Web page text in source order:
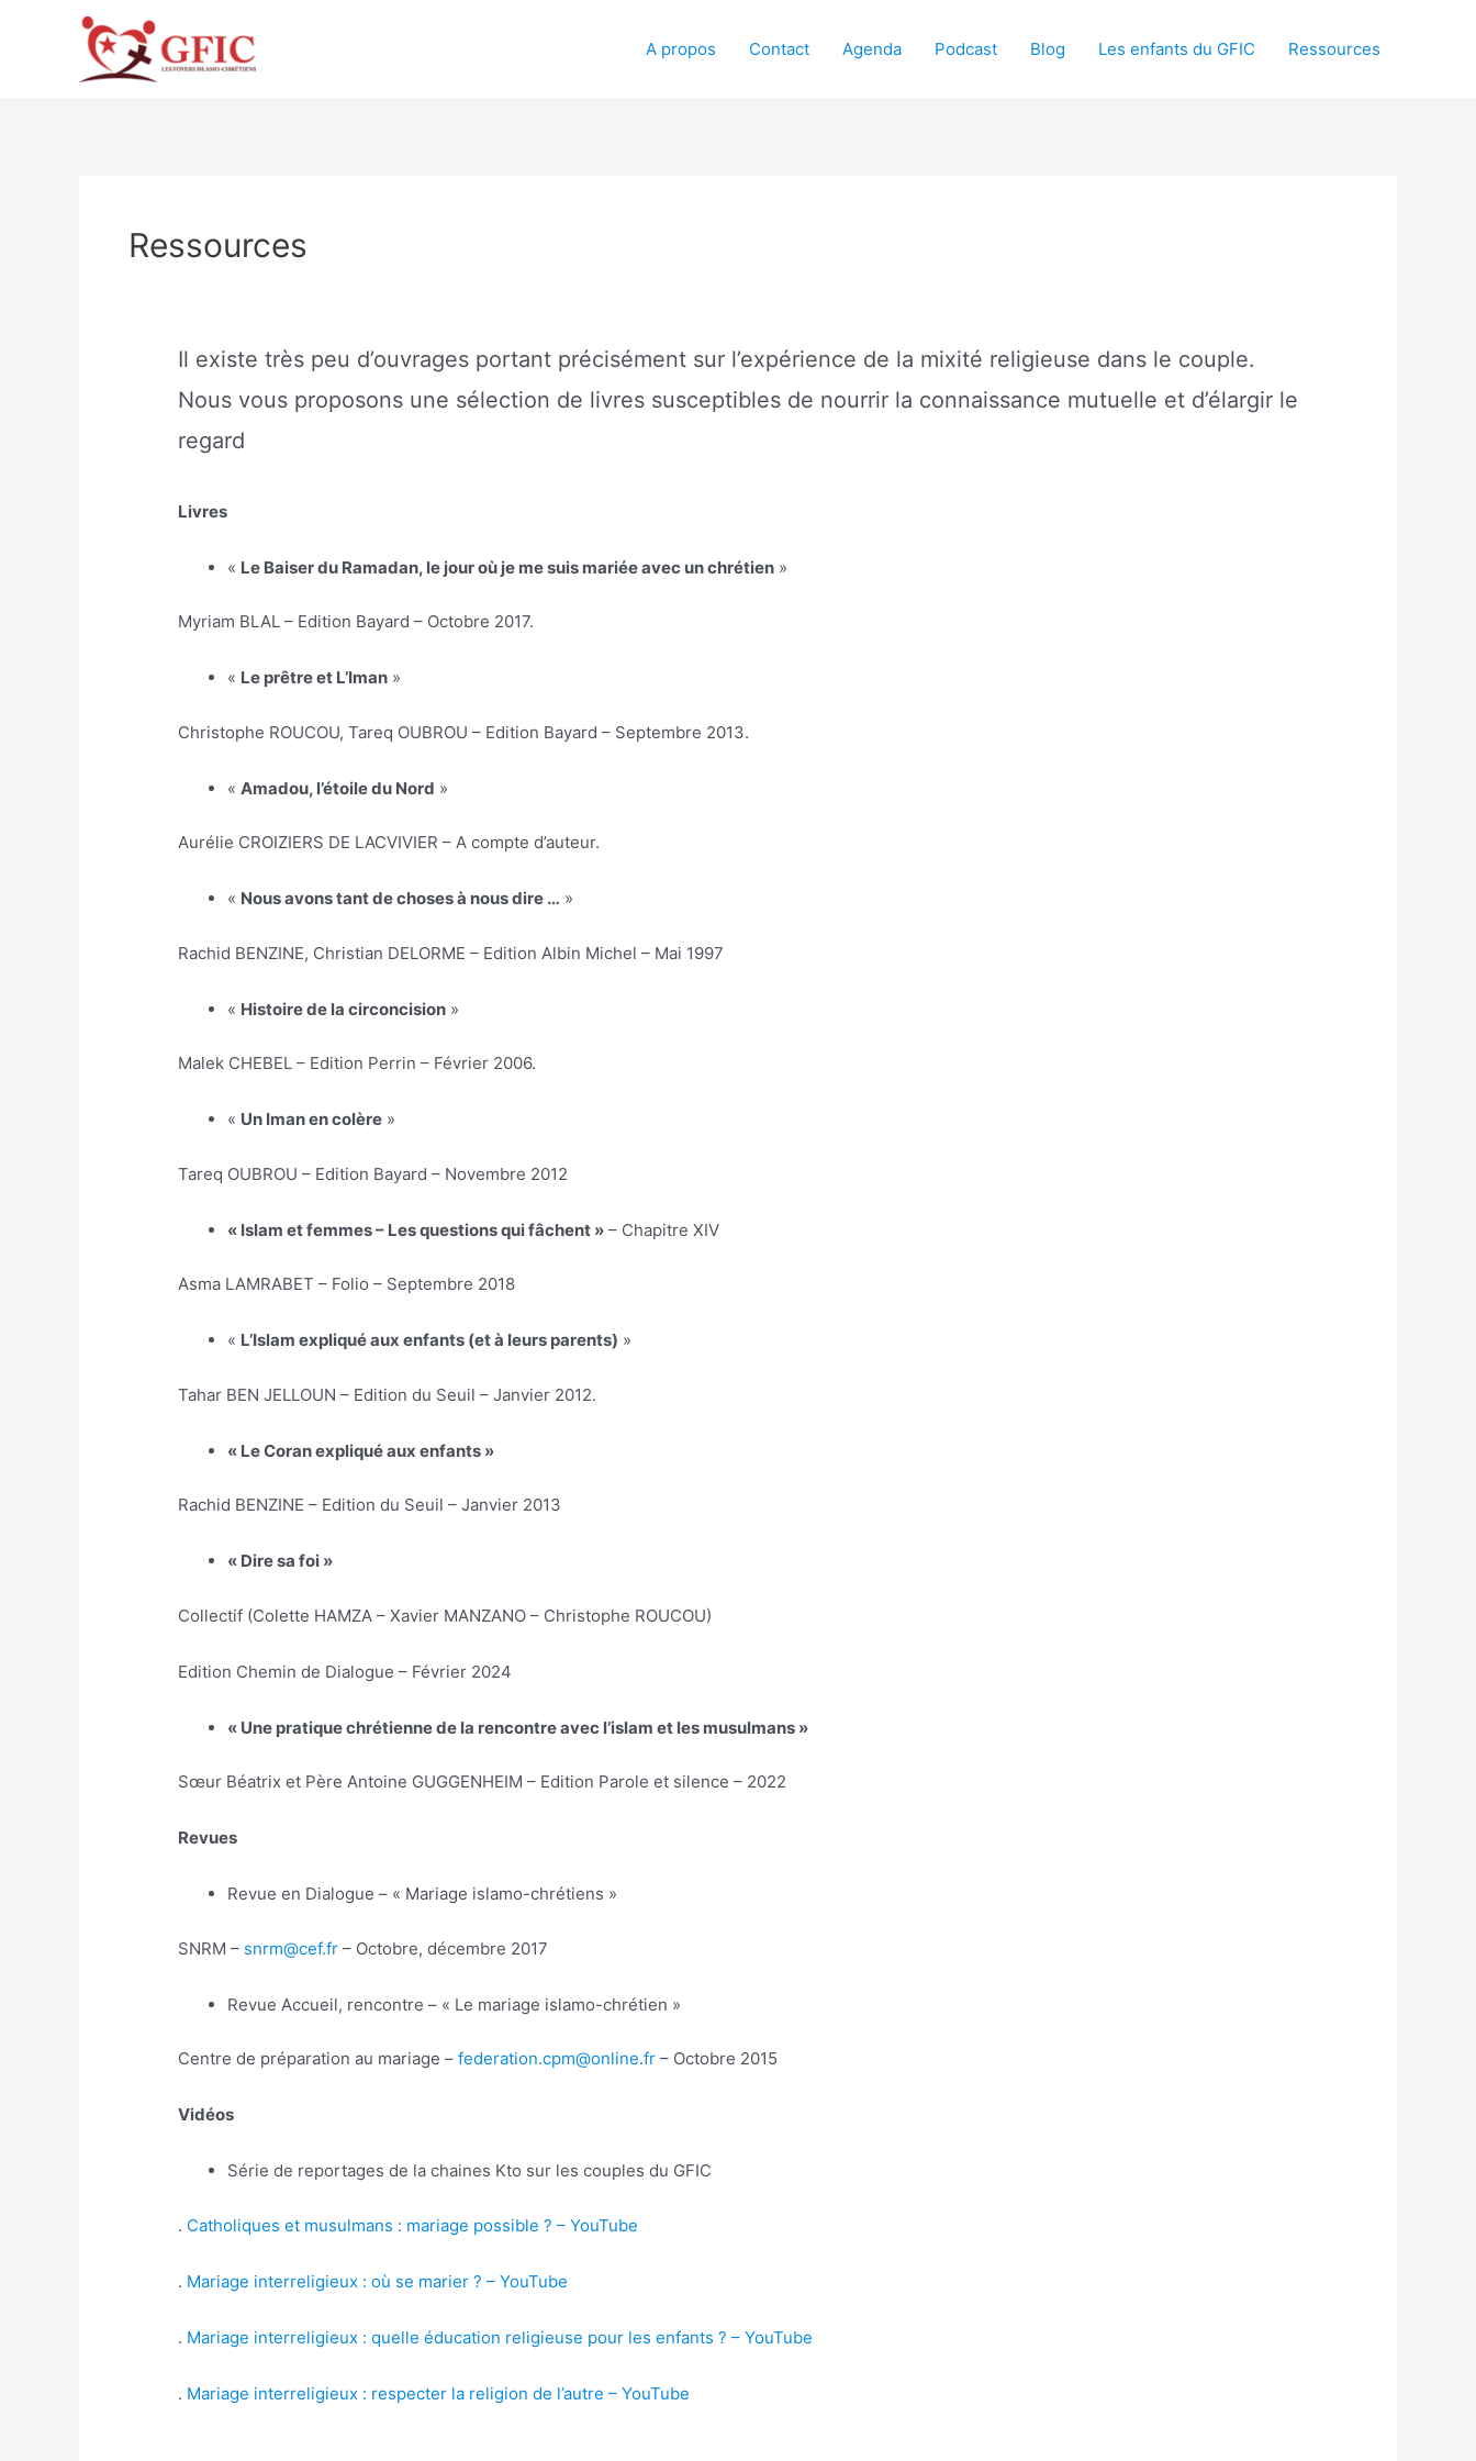
A propos Contact Agenda Podcast Blog Les enfants du GFIC Ressources
Ressources
Il existe très peu d’ouvrages portant précisément sur l’expérience de la mixité religieuse dans le couple.
Nous vous proposons une sélection de livres susceptibles de nourrir la connaissance mutuelle et d’élargir le
regard
Livres
« Le Baiser du Ramadan, le jour où je me suis mariée avec un chrétien »
Myriam BLAL – Edition Bayard – Octobre 2017.
« Le prêtre et L’Iman »
Christophe ROUCOU, Tareq OUBROU – Edition Bayard – Septembre 2013.
« Amadou, l’étoile du Nord »
Aurélie CROIZIERS DE LACVIVIER – A compte d’auteur.
« Nous avons tant de choses à nous dire … »
Rachid BENZINE, Christian DELORME – Edition Albin Michel – Mai 1997
« Histoire de la circoncision »
Malek CHEBEL – Edition Perrin – Février 2006.
« Un Iman en colère »
Tareq OUBROU – Edition Bayard – Novembre 2012
« Islam et femmes – Les questions qui fâchent » – Chapitre XIV
Asma LAMRABET – Folio – Septembre 2018
« L’Islam expliqué aux enfants (et à leurs parents) »
Tahar BEN JELLOUN – Edition du Seuil – Janvier 2012.
« Le Coran expliqué aux enfants »
Rachid BENZINE – Edition du Seuil – Janvier 2013
« Dire sa foi »
Collectif (Colette HAMZA – Xavier MANZANO – Christophe ROUCOU)
Edition Chemin de Dialogue – Février 2024
« Une pratique chrétienne de la rencontre avec l’islam et les musulmans »
Sœur Béatrix et Père Antoine GUGGENHEIM – Edition Parole et silence – 2022
Revues
Revue en Dialogue – « Mariage islamo-chrétiens »
SNRM – snrm@cef.fr – Octobre, décembre 2017
Revue Accueil, rencontre – « Le mariage islamo-chrétien »
Centre de préparation au mariage – federation.cpm@online.fr – Octobre 2015
Vidéos
Série de reportages de la chaines Kto sur les couples du GFIC
. Catholiques et musulmans : mariage possible ? – YouTube
. Mariage interreligieux : où se marier ? – YouTube
. Mariage interreligieux : quelle éducation religieuse pour les enfants ? – YouTube
. Mariage interreligieux : respecter la religion de l’autre – YouTube